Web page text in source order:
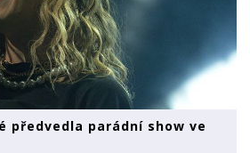
předvedla parádní show ve